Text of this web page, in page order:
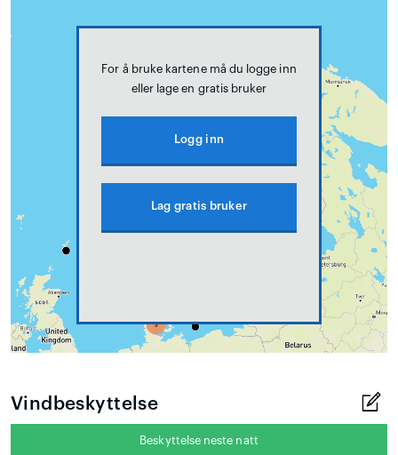
For å bruke kartene må du logge inn
eller lage en gratis bruker
Logg inn
Lag gratis bruker
Vindbeskyttelse
Beskyttelse neste natt